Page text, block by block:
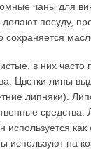
чаны для
делают посуду,
в них
Цветки липы
липняки).
средства.
используется
на